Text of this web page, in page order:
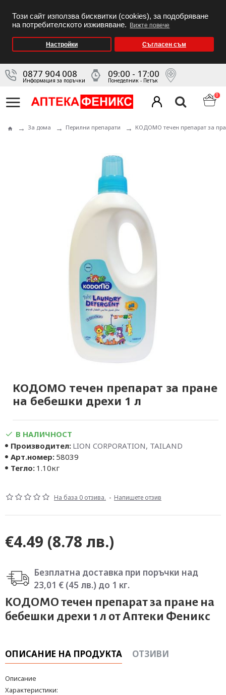
Този сайт използва бисквитки (cookies), за подобряване
на потребителското изживяване.
Вижте повече
Настройки Съгласен съм
0877 904 008
Информация за поръчки
09:00 - 17:00
Понеделник - Петък
0
За дома Перилни препарати КОДОМО течен препарат за
КОДОМО течен препарат за пране
на бебешки дрехи 1 л
В НАЛИЧНОСТ
Производител: LION CORPORATION, TAILAND
Арт.номер: 58039
Тегло: 1.10кг
На база 0 отзива. - Напишете отзив
€4.49 (8.78 лв.)
Безплатна доставка при поръчки над
23,01 € (45 лв.) до 1 кг.
КОДОМО течен препарат за пране на
бебешки дрехи 1 л от Аптеки Феникс
ОПИСАНИЕ НА ПРОДУКТА ОТЗИВИ
Oпиcaниe
Xapaĸтepиcтиĸи: